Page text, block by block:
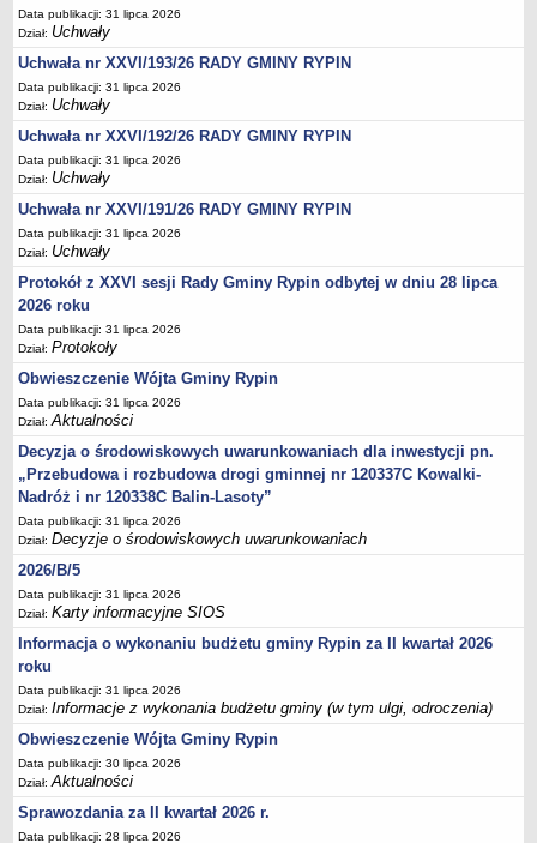
Raporty o stanie dostępności
Wnioski
WŁADZE I STRUKTURA
Struktura organizacyjna
Rada gminy
Wójt
Urząd gminy
Jednostki organizacyjne, GOPS, Instytucja kultury, OSP
Jednostki pomocnicze - sołectwa
Plan pracy komisji rewizyjnej
Sesje Rady Gminy Rypin
PRAWO LOKALNE
Statut
Strategia rozwoju
Uchwały
Projekty uchwał
Protokoły
Imienne wykazy głosowań radnych
Postać dokumentów
Prawo miejscowe
Zarządzenia
przestrzennego
Dane przestrzenne - MPZP
Stałe obwody głosowania, numery, granice oraz siedziby
obwodowych komisji wyborczych, opis granic okręgów wyborczych
Plan ogólny gminy Rypin
Data publikacji: 31 lipca 2026
Dział: Uchwały
Uchwała nr XXVI/193/26 RADY GMINY RYPIN
Data publikacji: 31 lipca 2026
Dział: Uchwały
Uchwała nr XXVI/192/26 RADY GMINY RYPIN
Data publikacji: 31 lipca 2026
Dział: Uchwały
Uchwała nr XXVI/191/26 RADY GMINY RYPIN
Data publikacji: 31 lipca 2026
Dział: Uchwały
Protokół z XXVI sesji Rady Gminy Rypin odbytej w dniu 28 lipca
2026 roku
Data publikacji: 31 lipca 2026
Dział:Protokoły
Obwieszczenie Wójta Gminy Rypin
Data publikacji: 31 lipca 2026
Dział:Aktualności
Decyzja o środowiskowych uwarunkowaniach dla inwestycji pn.
„Przebudowa i rozbudowa drogi gminnej nr 120337C Kowalki-
Nadróż i nr 120338C Balin-Lasoty”
Data publikacji: 31 lipca 2026
Dział:Decyzje o środowiskowych uwarunkowaniach
2026/B/5
Data publikacji: 31 lipca 2026
Dział:Karty informacyjne SIOS
Informacja o wykonaniu budżetu gminy Rypin za II kwartał 2026
roku
Data publikacji: 31 lipca 2026
Dział:Informacje z wykonania budżetu gminy (w tym ulgi, odroczenia)
Obwieszczenie Wójta Gminy Rypin
Data publikacji: 30 lipca 2026
Dział:Aktualności
Sprawozdania za II kwartał 2026 r.
Data publikacji: 28 lipca 2026